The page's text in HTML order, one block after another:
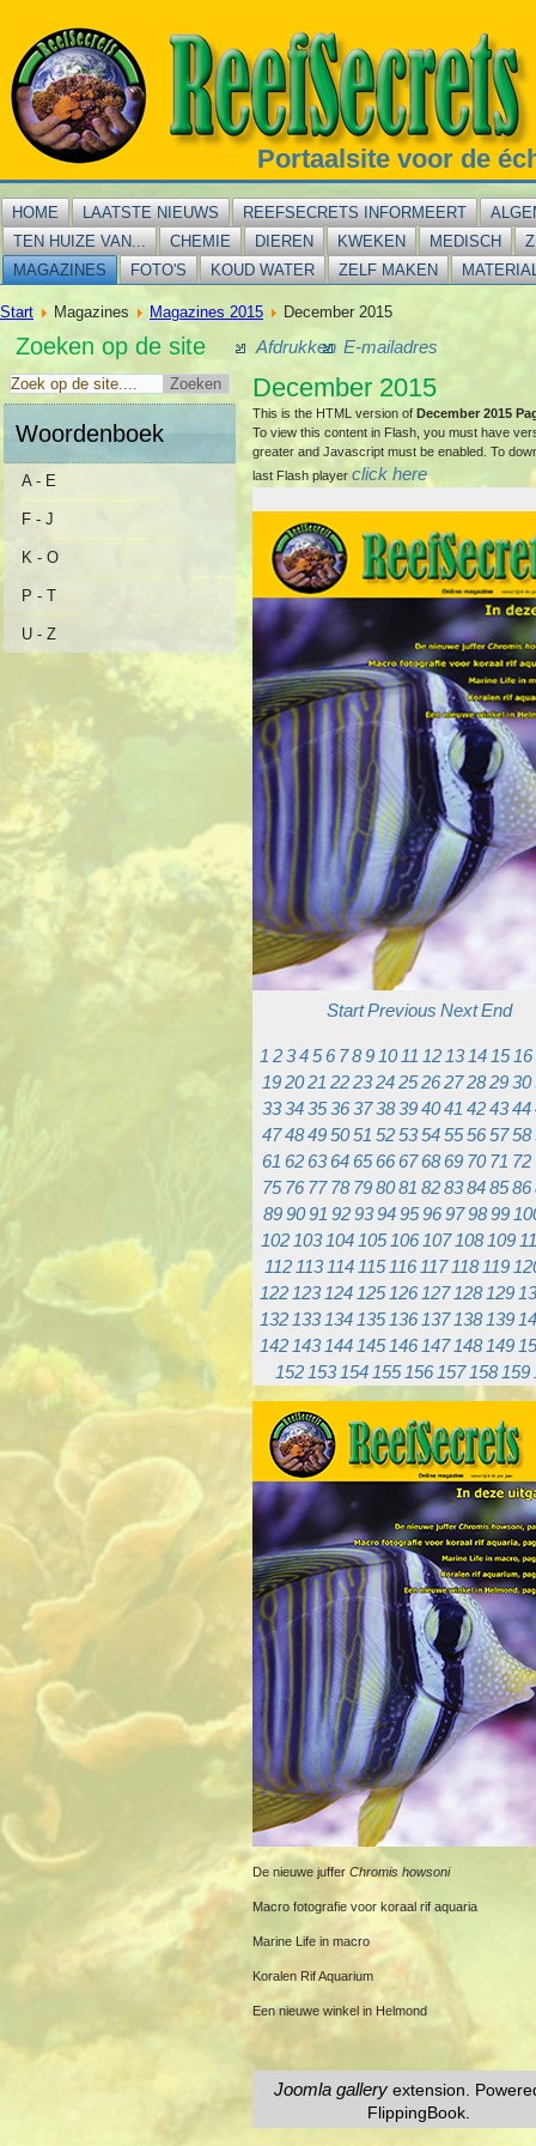
Portaalsite voor de
HOME LAATSTE NIEUWS REEFSECRETS INFORMEERT
TEN HUIZE VAN...
CHEMIE DIEREN KWEKEN MEDISCH
MAGAZINES
FOTO'S KOUD WATER ZELF MAKEN
Start Magazines Magazines 2015 December 2015
Zoeken op de site
Woordenboek
A - E
F - J
K - O
P - T
U - Z
Afdrukken E-mailadres
December 2015
This is the HTML version of December 2015
To view this content in Flash, you must have
greater and Javascript must be enabled. To
last Flash player click here
Start Previous Next End
1 2345 6 789 10 11 12 13 14 15 16
19 20 21 22 23 24 25 26 27 28 29 30
33 34 35 36 37 38 39 40 41 42 43 44
47 48 49 50 51 52 53 54 55 56 57 58
61 62 63 64 65 66 67 68 69 70 71 72
75 76 77 78 79 80 81 82 83 84 85 86
899091 9293949596979899
102 103 104 105 106 107 108 109
112 113 114 115 116 117 118 119
122 123 124 125 126 127 128 129
132 133 134 135 136 137 138 139
142 143 144 145 146 147 148 149
152 153 154 155 156 157 158 159
De nieuwe juffer Chromis howsoni
Macro fotografie voor koraal rif aquaria
Marine Life in macro
Koralen Rif Aquarium
Een nieuwe winkel in Helmond
Joomla galleryextension.
FlippingBook.